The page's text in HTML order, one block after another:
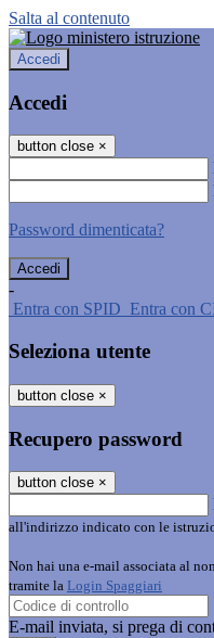
Salta al contenuto
Accedi
Accedi
button close ×
Password dimenticata?
-
Entra con SPID Entra con
Seleziona utente
button close ×
Recupero password
button close ×
all'indirizzo indicato con le
Non hai una e-mail associata al
tramite la Login Spaggiari
E-mail inviata, si prega di